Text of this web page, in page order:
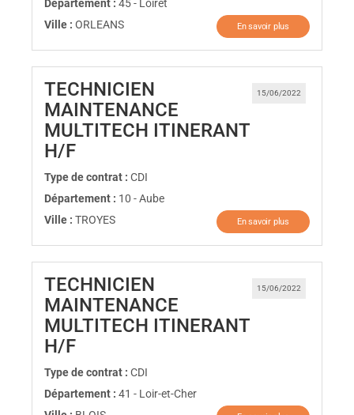
Département : 45 - Loiret
Ville : ORLEANS En savoir plus
15/06/2022
TECHNICIEN
MAINTENANCE
MULTITECH ITINERANT
H/F(Nouvelle fenêtre)
Type de contrat : CDI
Département : 10 - Aube
Ville : TROYES En savoir plus
15/06/2022
TECHNICIEN
MAINTENANCE
MULTITECH ITINERANT
H/F(Nouvelle fenêtre)
Type de contrat : CDI
Département : 41 - Loir-et-Cher